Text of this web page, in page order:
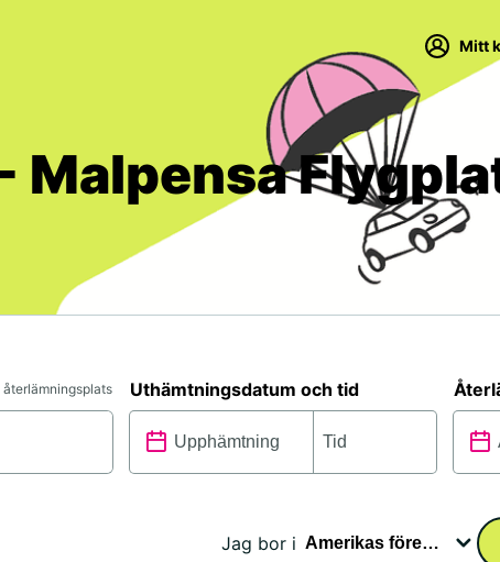
Mitt
Malpensa
återlämningsplats Uthämtningsdatum och tid
Jag bor i